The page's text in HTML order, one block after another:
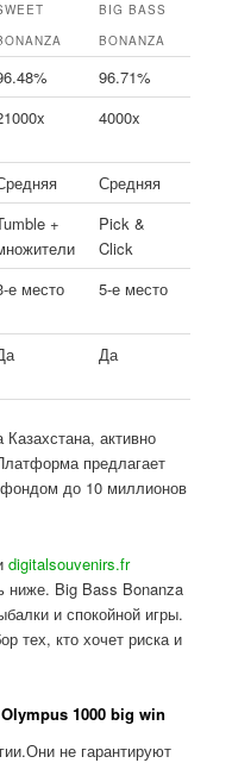
BIG BASS
BONANZA
96.71%
4000x
Средняя
+
Pick &
Click
е место 5-е место
Да
активно
предлагает
до 10 миллионов
digitalsouvenirs.fr
ниже. Big Bass Bonanza
и спокойной игры.
тех, кто хочет риска и
1000 big win
не гарантируют